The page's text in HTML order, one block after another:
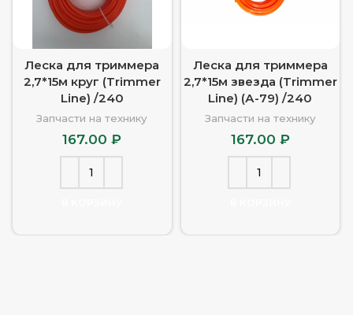
Леска для триммера
2,7*15м круг (Trimmer
Line) /240
Запчасти на технику
167.00₽
Леска для триммера
2,7*15м звезда (Trimmer
Line) (А-79) /240
Запчасти на технику
167.00 ₽